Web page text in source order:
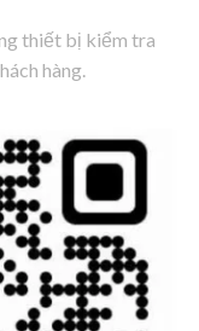
thiết bị kiểm tra
hàng.